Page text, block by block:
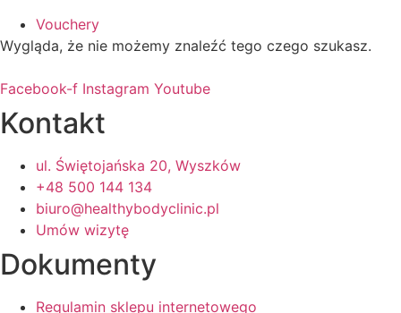
Vouchery
Wygląda, że nie możemy znaleźć tego czego szukasz.
Facebook-f Instagram Youtube
Kontakt
ul. Świętojańska 20, Wyszków
+48 500 144 134
biuro@healthybodyclinic.pl
Umów wizytę
Dokumenty
Regulamin sklepu internetowego